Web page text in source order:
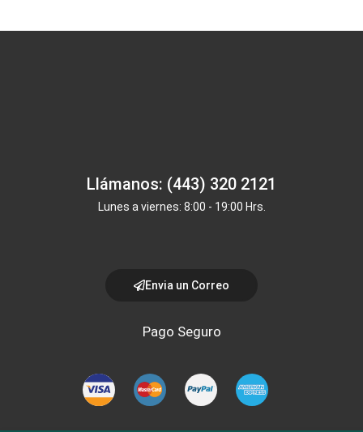
Llámanos: (443) 320 2121
Lunes a viernes: 8:00 - 19:00 Hrs.
Envia un Correo
Pago Seguro